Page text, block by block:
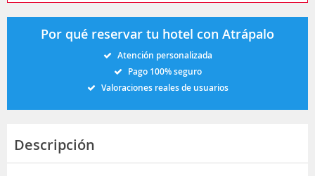
Por qué reservar tu hotel con Atrápalo
Atención personalizada
Pago 100% seguro
Valoraciones reales de usuarios
Descripción